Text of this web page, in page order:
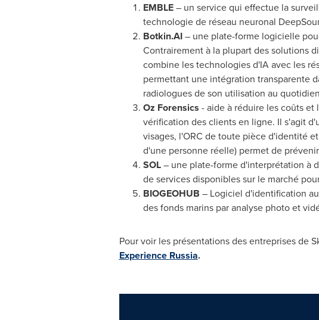
EMBLE– un service qui effectue la
technologie de réseau neuronal
Botkin.AI– une plate-forme logicielle
Contrairement à la plupart des solutions
combine les technologies d'IA avec les
permettant une intégration transparente
radiologues de son utilisation au
Oz Forensics - aide à réduire les coûts
vérification des clients en ligne. Il s'agit
visages, l'ORC de toute pièce d'identité
d'une personne réelle) permet de
SOL– une plate-forme d'interprétation à
de services disponibles sur le marché
BIOGEOHUB – Logiciel d'identification
des fonds marins par analyse photo et
Pour voir les présentations des entreprises de
Experience Russia.